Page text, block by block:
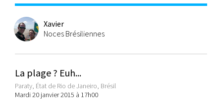
Xavier
Noces Brésiliennes
La plage ? Euh...
Paraty, État de Rio de Janeiro, Brésil
Mardi 20 janvier 2015 à 17h00